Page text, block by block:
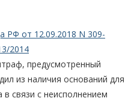
РФ от 12.09.2018 N 309-
2014
предусмотренный
из наличия оснований для
связи с неисполнением